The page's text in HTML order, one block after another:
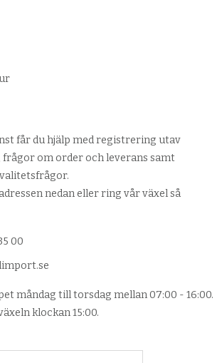
får du hjälp med registrering utav
om order och leverans samt
nedan eller ring vår växel så
00
måndag till torsdag mellan 07:00 - 16:00.
klockan 15:00.